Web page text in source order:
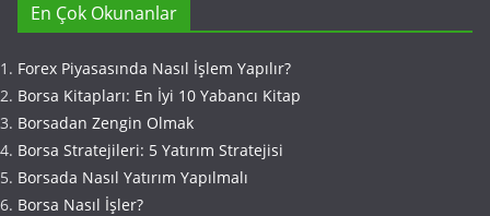
En Çok Okunanlar
Forex Piyasasında Nasıl İşlem Yapılır?
Borsa Kitapları: En İyi 10 Yabancı Kitap
Borsadan Zengin Olmak
Borsa Stratejileri: 5 Yatırım Stratejisi
Borsada Nasıl Yatırım Yapılmalı
Borsa Nasıl İşler?